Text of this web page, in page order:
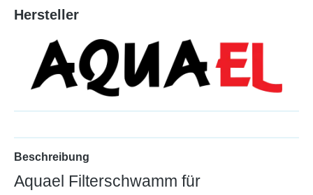
Hersteller
Beschreibung
Aquael Filterschwamm für